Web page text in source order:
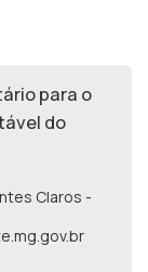
para o
do
Claros -